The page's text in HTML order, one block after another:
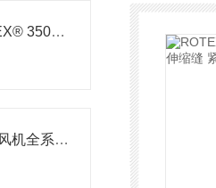
Teguma TURBOFLEX® 3505050000 软管的参数
德国 Karl Klein 离心风机全系列型号原厂进口防爆工业风机现货